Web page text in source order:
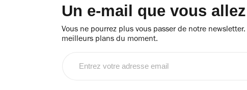
Un e-mail que vous
Vous ne pourrez plus vous passer de notre
meilleurs plans du moment.